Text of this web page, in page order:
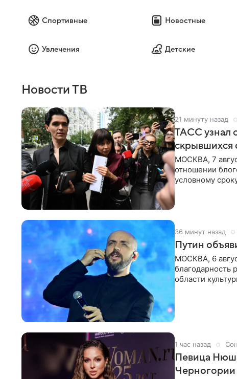
Спортивные Новостные
Увлечения Детские
Новости ТВ
21 минуту назад
ТАСС узнал
скрывшихся
МОСКВА, 7
отношении
условному
36 минут назад
Путин
МОСКВА, 6
благодарность
области
1 час назад
Певица
Черногории